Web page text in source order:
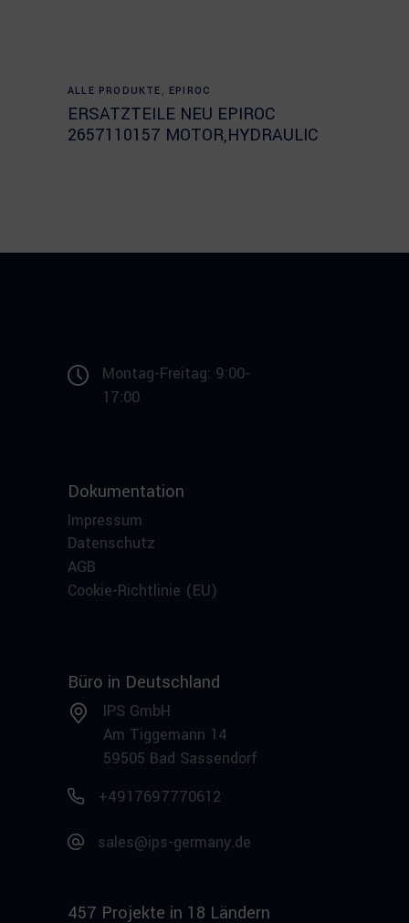
Read more
ALLE PRODUKTE , EPIROC
ERSATZTEILE NEU EPIROC
2657110157 MOTOR,HYDRAULIC
Montag-Freitag: 9:00-
17:00
Dokumentation
Impressum
Datenschutz
AGB
Cookie-Richtlinie (EU)
Büro in Deutschland
IPS GmbH
Am Tiggemann 14
59505 Bad Sassendorf
+4917697770612
sales@ips-germany.de
457 Projekte in 18 Ländern